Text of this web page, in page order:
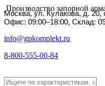
Производство запорной
Москва, ул. Кулакова, д. 20,
Офис: 09:00–18:00, Склад:
info@gpkomplekt.ru
8-800-555-00-84